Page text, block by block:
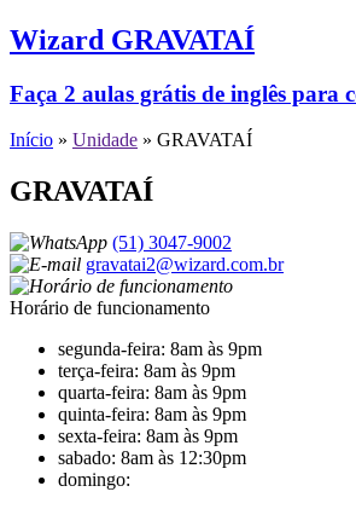
Wizard GRAVATAÍ
Faça 2 aulas grátis de inglês para
Início » Unidade » GRAVATAÍ
GRAVATAÍ
(51) 3047-9002
gravatai2@wizard.com.br
Horário de funcionamento
segunda-feira: 8am às 9pm
terça-feira: 8am às 9pm
quarta-feira: 8am às 9pm
quinta-feira: 8am às 9pm
sexta-feira: 8am às 9pm
sabado: 8am às 12:30pm
domingo: